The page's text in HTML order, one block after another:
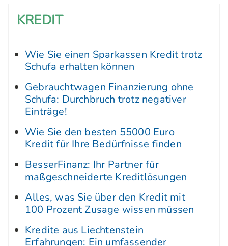
KREDIT
Wie Sie einen Sparkassen Kredit trotz
Schufa erhalten können
Gebrauchtwagen Finanzierung ohne
Schufa: Durchbruch trotz negativer
Einträge!
Wie Sie den besten 55000 Euro
Kredit für Ihre Bedürfnisse finden
BesserFinanz: Ihr Partner für
maßgeschneiderte Kreditlösungen
Alles, was Sie über den Kredit mit
100 Prozent Zusage wissen müssen
Kredite aus Liechtenstein
Erfahrungen: Ein umfassender